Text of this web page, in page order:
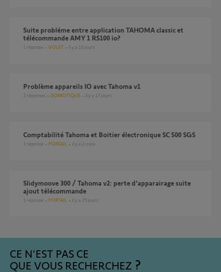
Suite probléme entre application TAHOMA classic et
télécommande AMY 1 RS100 io?
1 réponse VOLET il y a 10 jours
Problème appareils IO avec Tahoma v1
2 réponses DOMOTIQUE il y a 17 jours
Comptabilité Tahoma et Boitier électronique SC 500 SGS
1 réponse PORTAIL il y a 2 mois
Slidymoove 300 / Tahoma v2: perte d'apparairage suite
ajout télécommande
1 réponse PORTAIL il y a 29 jours
CE N'EST PAS CE
QUE VOUS RECHERCHEZ